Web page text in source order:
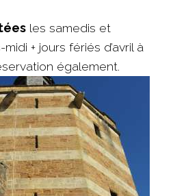
les samedis et
+ jours fériés d’avril à
également.